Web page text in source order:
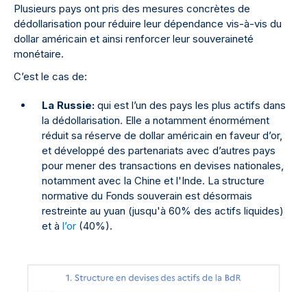
Plusieurs pays ont pris des mesures concrètes de
dédollarisation pour réduire leur dépendance vis-à-vis du
dollar américain et ainsi renforcer leur souveraineté
monétaire.
C’est le cas de:
La Russie: qui est l’un des pays les plus actifs dans
la dédollarisation. Elle a notamment énormément
réduit sa réserve de dollar américain en faveur d’or,
et développé des partenariats avec d’autres pays
pour mener des transactions en devises nationales,
notamment avec la Chine et l'Inde. La structure
normative du Fonds souverain est désormais
restreinte au yuan (jusqu'à 60% des actifs liquides)
et à l’or (40%).